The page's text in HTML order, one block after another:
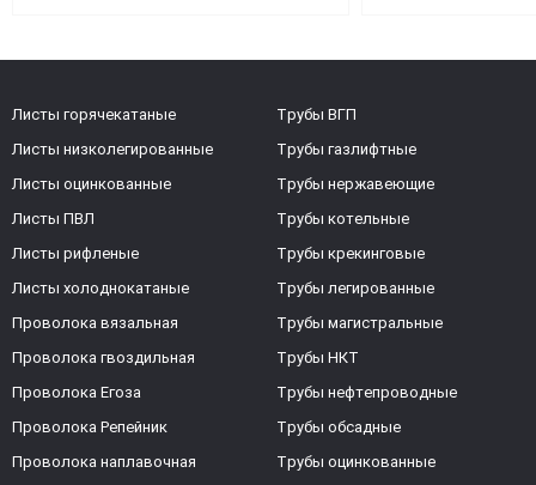
Листы горячекатаные
Листы низколегированные
Листы оцинкованные
Листы ПВЛ
Листы рифленые
Листы холоднокатаные
Проволока вязальная
Проволока гвоздильная
Проволока Егоза
Проволока Репейник
Проволока наплавочная
Трубы ВГП
Трубы газлифтные
Трубы нержавеющие
Трубы котельные
Трубы крекинговые
Трубы легированные
Трубы магистральные
Трубы НКТ
Трубы нефтепроводные
Трубы обсадные
Трубы оцинкованные